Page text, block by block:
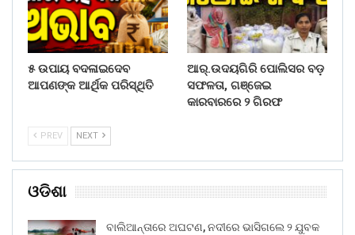
୫ ଉପାୟ ବଦଳାଇଦେବ
ଆପଣଙ୍କ ଆର୍ଥିକ ପରିସ୍ଥିତି
ଆର୍.ଉଦୟଗିରି ପୋଲିସର ବଡ଼
ସଫଳତା, ଗଞ୍ଜେଇ
କାରବାରରେ ୨ ଗିରଫ
PREV NEXT
ଓଡିଶା
ବାଲିଆନ୍ତାରେ ଅଘଟଣ, ନଦୀରେ ଭାସିଗଲେ ୨ ଯୁବକ